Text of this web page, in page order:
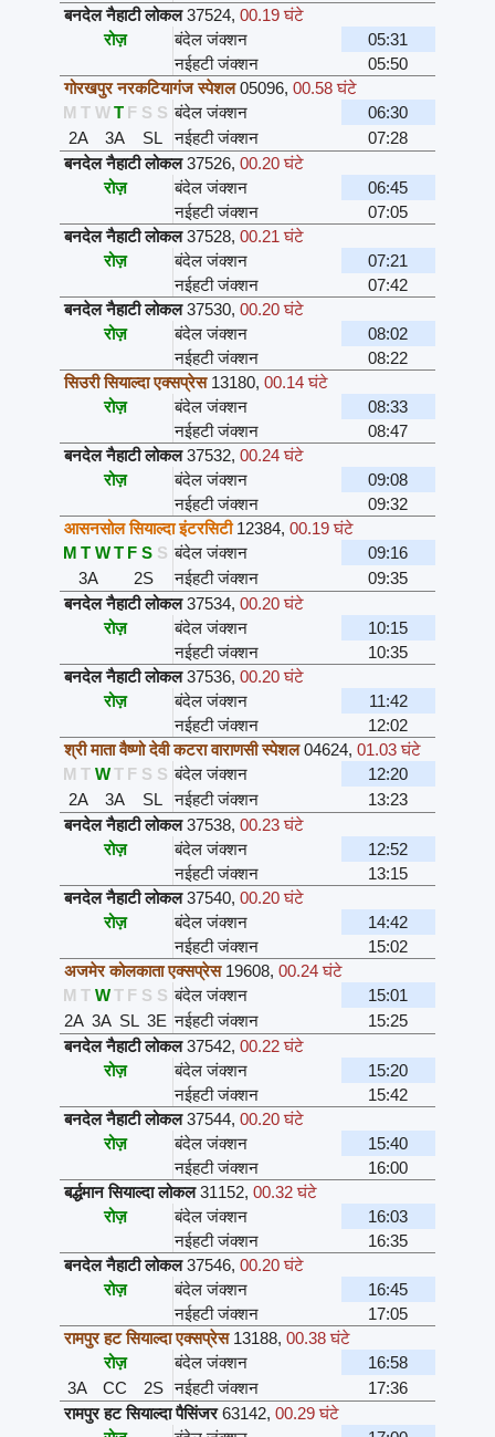
बनदेल नैहाटी लोकल 37524, 00.19 घंटे
रोज़
बंदेल जंक्शन
05:31
नईहटी जंक्शन
05:50
गोरखपुर नरकटियागंज स्पेशल 05096, 00.58 घंटे
M T W T F S S बंदेल जंक्शन
06:30
2A
3A SL नईहटी जंक्शन
07:28
बनदेल नैहाटी लोकल 37526, 00.20 घंटे
रोज़
बंदेल जंक्शन
06:45
नईहटी जंक्शन
07:05
बनदेल नैहाटी लोकल 37528, 00.21 घंटे
रोज़
बंदेल जंक्शन
07:21
नईहटी जंक्शन
07:42
बनदेल नैहाटी लोकल 37530, 00.20 घंटे
रोज़
बंदेल जंक्शन
08:02
नईहटी जंक्शन
08:22
सिउरी सियाल्दा एक्सप्रेस 13180, 00.14 घंटे
रोज़
बंदेल जंक्शन
08:33
नईहटी जंक्शन
08:47
बनदेल नैहाटी लोकल 37532, 00.24 घंटे
रोज़
बंदेल जंक्शन
09:08
नईहटी जंक्शन
09:32
आसनसोल सियाल्दा इंटरसिटी 12384, 00.19 घंटे
M T W T F S S बंदेल जंक्शन
09:16
3A
2S नईहटी जंक्शन
09:35
बनदेल नैहाटी लोकल 37534, 00.20 घंटे
रोज़
बंदेल जंक्शन
10:15
नईहटी जंक्शन
10:35
बनदेल नैहाटी लोकल 37536, 00.20 घंटे
रोज़
बंदेल जंक्शन
11:42
नईहटी जंक्शन
12:02
श्री माता वैष्णो देवी कटरा वाराणसी स्पेशल 04624, 01.03 घंटे
M T W T F S S बंदेल जंक्शन
12:20
2A
3A SL नईहटी जंक्शन
13:23
बनदेल नैहाटी लोकल 37538, 00.23 घंटे
रोज़
बंदेल जंक्शन
12:52
नईहटी जंक्शन
13:15
बनदेल नैहाटी लोकल 37540, 00.20 घंटे
रोज़
बंदेल जंक्शन
14:42
नईहटी जंक्शन
15:02
अजमेर कोलकाता एक्सप्रेस 19608, 00.24 घंटे
M T W T F S S बंदेल जंक्शन
15:01
2A 3A SL 3E नईहटी जंक्शन
15:25
बनदेल नैहाटी लोकल 37542, 00.22 घंटे
रोज़
बंदेल जंक्शन
15:20
नईहटी जंक्शन
15:42
बनदेल नैहाटी लोकल 37544, 00.20 घंटे
रोज़
बंदेल जंक्शन
15:40
नईहटी जंक्शन
16:00
बर्द्धमान सियाल्दा लोकल 31152, 00.32 घंटे
रोज़
बंदेल जंक्शन
16:03
नईहटी जंक्शन
16:35
बनदेल नैहाटी लोकल 37546, 00.20 घंटे
रोज़
बंदेल जंक्शन
16:45
नईहटी जंक्शन
17:05
रामपुर हट सियाल्दा एक्सप्रेस 13188, 00.38 घंटे
रोज़
बंदेल जंक्शन
16:58
3A
CC 2S नईहटी जंक्शन
17:36
रामपुर हट सियाल्दा पैसिंजर 63142, 00.29 घंटे